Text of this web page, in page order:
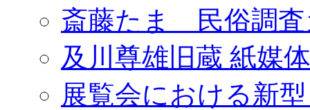
斎藤たま 民俗調査
及川尊雄旧蔵 紙媒
展覧会における新